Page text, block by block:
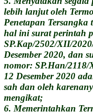
lebih lanjut oleh
Penetapan
hal ini surat perintah
SP.Kap/2502/XII/
Desember 2020, dan
nomor: SP.Han/
12 Desember 2020
sah dan oleh
mengikat;
6. Memerintahkan